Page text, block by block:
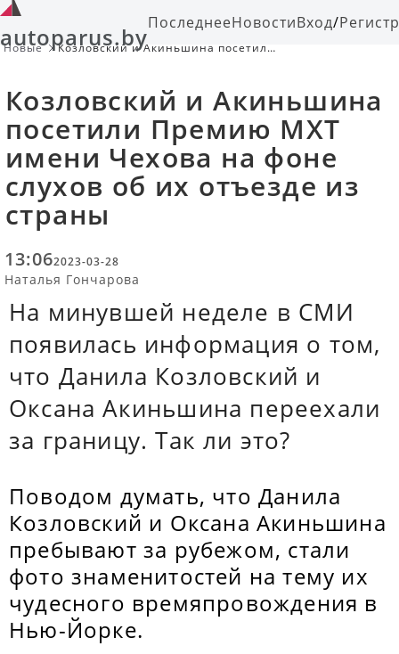
autoparus.byПоследнееНовостиВход/
Новые
Козловский и Акиньшина посетили
Козловский и Акиньшина
посетили Премию МХТ
имени Чехова на фоне
слухов об их отъезде из
страны
13:062023-03-28
Наталья Гончарова
На минувшей неделе в СМИ
появилась информация о том,
что Данила Козловский и
Оксана Акиньшина переехали
за границу. Так ли это?
Поводом думать, что Данила
Козловский и Оксана Акиньшина
пребывают за рубежом, стали
фото знаменитостей на тему их
чудесного времяпровождения в
Нью-Йорке.